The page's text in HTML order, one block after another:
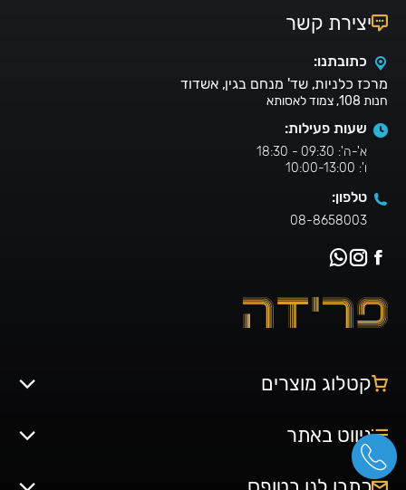
יצירת קשר
כתובתנו:
מרכז כלניות, שד' מנחם בגין, אשדוד
חנות 108, צמוד לאסותא
שעות פעילות:
א'-ה': 09:30 - 18:30
ו': 10:00-13:00
טלפון:
08-8658003
קטלוג מוצרים
ניווט באתר